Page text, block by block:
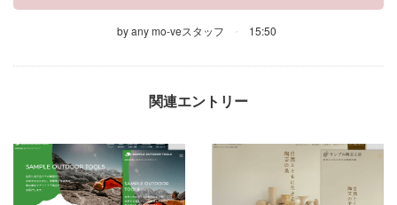
byany mo-veスタッフ 15:50
関連エントリー